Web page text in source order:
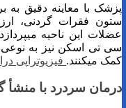
پزشک با معاینه دقیق
ستون فقرات گردنی،
سی تی اسکن نیز به
کمک می­کنند. فیزیوتراپی
درمان سردرد با منشأ